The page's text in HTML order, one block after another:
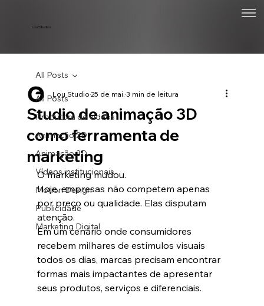
Lou Studios
All Posts
Produtora de vídeos
Animação 2D
Animação 3D
Vídeos institucionais
Motion Design
Publicidade
Marketing Digital
All Posts
Studio de animação 3D
como ferramenta de
marketing
Lou Studio25 de mai.3 min de leitura
O marketing mudou.
Hoje, empresas não competem apenas
por preço ou qualidade. Elas disputam
atenção.
Em um cenário onde consumidores
recebem milhares de estímulos visuais
todos os dias, marcas precisam encontrar
formas mais impactantes de apresentar
seus produtos, serviços e diferenciais.